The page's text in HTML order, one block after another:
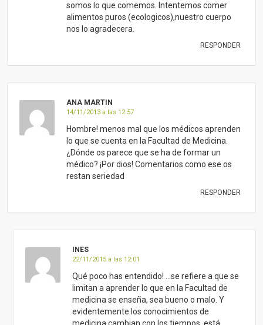
restan seriedad
RESPONDER
Qué poco has entendido! …se refiere a que se
medicina se enseña, sea bueno o malo. Y
evidentemente los conocimientos de
medicina cambian con los tiempos, está
clarísimo.
Intenta analizar las cosas antes de emitir
juicios, por favor,… tildar de poco serio un
buena aportación
ANNA
16/04/2014 a las 14:04
Hola ! Mi pregunta es referente a los niños….